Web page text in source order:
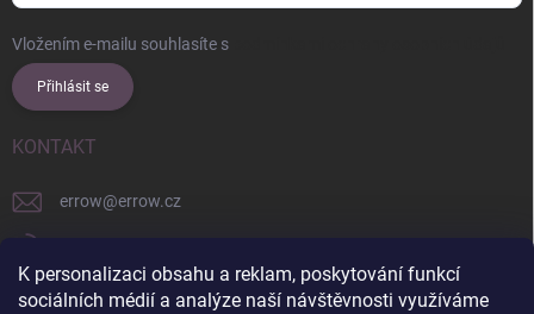
K personalizaci obsahu a reklam, poskytování funkcí
sociálních médií a analýze naší návštěvnosti využíváme
Vložením e-mailu souhlasíte s
Přihlásit se
KONTAKT
errow@errow.cz
explore/locations/957228892/